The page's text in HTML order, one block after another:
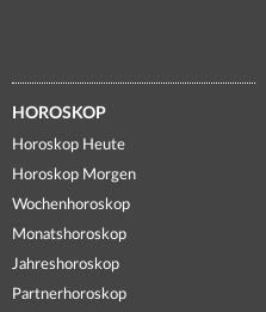
HOROSKOP
Horoskop Heute
Horoskop Morgen
Wochenhoroskop
Monatshoroskop
Jahreshoroskop
Partnerhoroskop